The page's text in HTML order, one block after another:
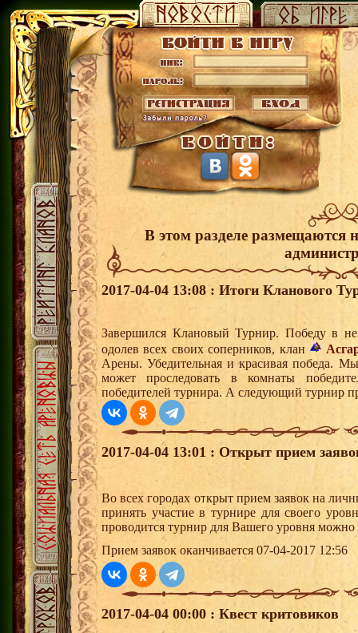
В этом разделе размещаются
2017-04-04 13:08 : Итоги Кланового
Завершился Клановый Турнир. Победу в
одолев всех своих соперников, клан
Арены. Убедительная и красивая победа.
может проследовать в комнаты
победителей турнира. А следующий турнир
2017-04-04 13:01 : Открыт прием
Во всех городах открыт прием заявок на
принять участие в турнире для своего
проводится турнир для Вашего уровня можно
Прием заявок оканчивается 07-04-2017 12:56
2017-04-04 00:00 : Квест критовиков